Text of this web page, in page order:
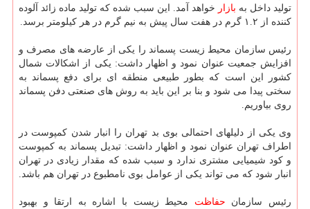
تولید داخل به بازار خواهد آمد. این سبب شده که تولید ماده زائد آلوده
کننده از ۱.۲ گرم در هفت سال پیش به نیم گرم در هر کیلومتر برسد.
رئیس سازمان محیط زیست پسماند را یکی از عارضه های مصرف و
افزایش جمعیت عنوان نمود و اظهار داشت: یکی از اشکالات شمال
کشور این است که بطور طبیعی منطقه ای برای دفع پسماند به
سختی پیدا می شود و بنا بر این باید به روش های صنعتی دفن پسماند
روی بیاوریم.
وی یکی از دلیلهای احتمالی بوی بد تهران را انبار شدن کمپوست در
اطراف تهران عنوان نمود و اظهار داشت: تبدیل پسماند به کمپوست
و کود شیمیایی مشتری ندارد و سبب شده که مقدار زیادی در تهران
انبار شود که می تواند یکی از عوامل بوی نامطبوع در تهران هم باشد.
رئیس سازمان حفاظت محیط زیست با اشاره به ارتقا و بهبود